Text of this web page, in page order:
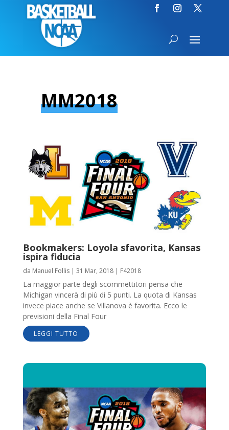
MM2018
Bookmakers: Loyola sfavorita, Kansas
ispira fiducia
da Manuel Follis| 31 Mar, 2018| F42018
La maggior parte degli scommettitori pensa che
Michigan vincerà di più di 5 punti. La quota di Kansas
invece piace anche se Villanova è favorita. Ecco le
previsioni della Final Four
LEGGI TUTTO